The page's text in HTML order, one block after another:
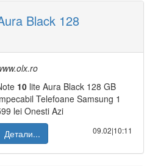
Black 128
10 lite Aura Black 128 GB
Telefoane Samsung 1
lei Onesti Azi
Детали...
09.02|10:11